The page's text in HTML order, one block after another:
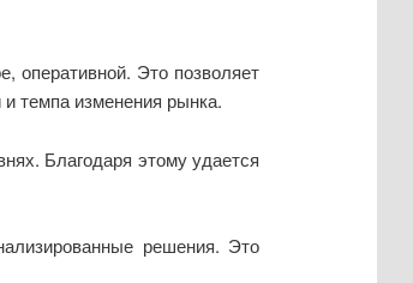
оперативной. Это позволяет
темпа изменения рынка.
Благодаря этому удается
решения. Это